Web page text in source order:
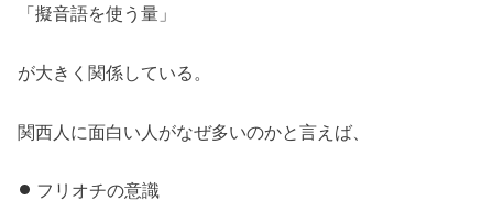
「擬音語を使う量」
が大きく関係している。
関西人に面白い人がなぜ多いのかと言えば、
フリオチの意識